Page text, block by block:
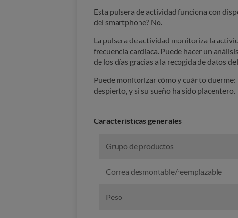
Esta pulsera de actividad funciona con
del smartphone? No.
La pulsera de actividad monitoriza la
frecuencia cardíaca. Puede hacer un
de los días gracias a la recogida de datos
Puede monitorizar cómo y cuánto
despierto, y si su sueño ha sido placentero.
Características generales
Grupo de productos
Correa desmontable/reemplazable
Peso